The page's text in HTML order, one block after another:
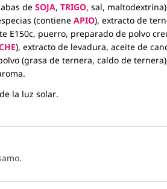
de SOJA, TRIGO, sal,
(contiene APIO), extracto de
E150c, puerro, preparado de polvo
), extracto de levadura, aceite de
(grasa de ternera, caldo de
la luz solar.